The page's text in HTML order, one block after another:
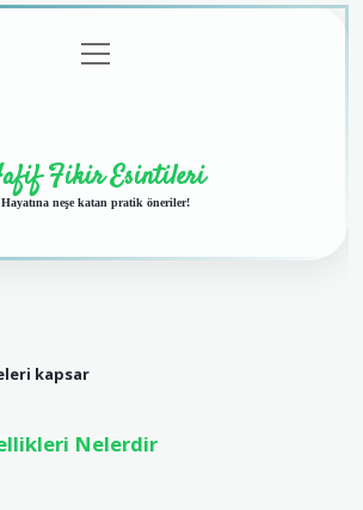
menüyü
aç
Fikir Esintileri
Hayatına neşe katan pratik öneriler!
kapsar
Nelerdir